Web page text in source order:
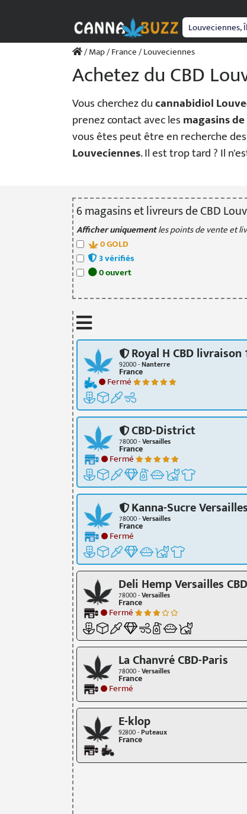
/Map/France/ Louveciennes
Achetez du CBD
Vous cherchez ducannabidiol
prenez contact avec lesmagasins
vous êtes peut être en recherche des
Louveciennes. Il est trop tard ? Il
6magasinset livreursde CBD
Afficher uniquementles points de vente et
0GOLD
3vérifiés
0ouvert
Royal H CBD livraison
92000 -Nanterre
France
Fermé
CBD-District
78000 -Versailles
France
Fermé
Kanna-Sucre Versailles
78000 -Versailles
France
Fermé
78000 -Versailles
France
Fermé
La Chanvré CBD-Paris
78000 -Versailles
France
Fermé
E-klop
92800 -Puteaux
France